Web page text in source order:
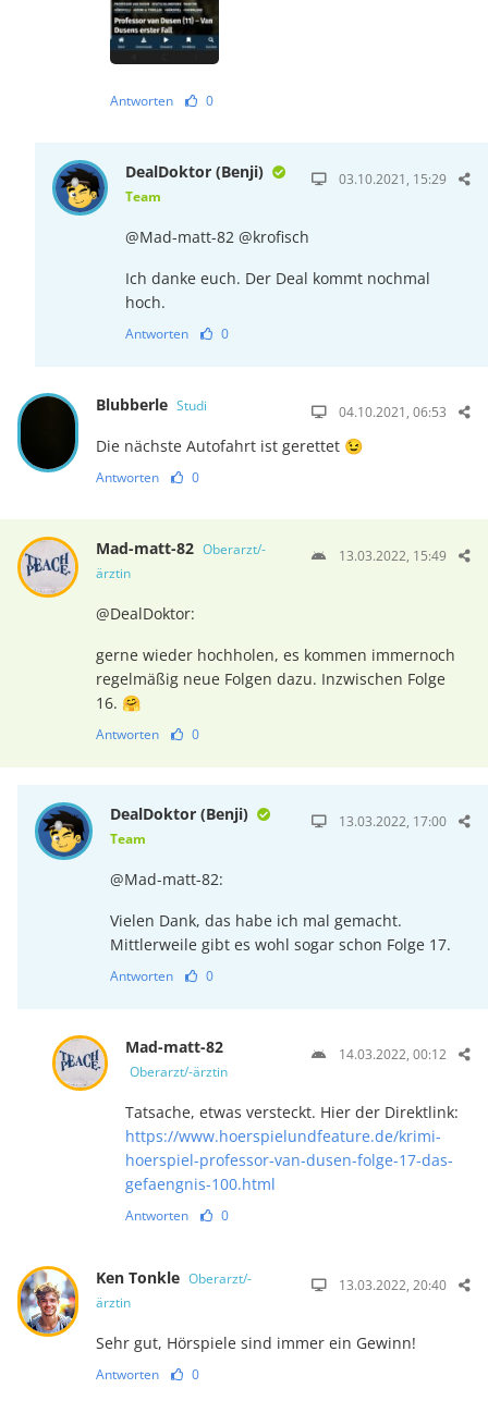
Antworten 0
DealDoktor (Benji)
Team
03.10.2021, 15:29
@Mad-matt-82 @krofisch
Ich danke euch. Der Deal kommt nochmal
hoch.
Antworten 0
Blubberle Studi 04.10.2021, 06:53
Die nächste Autofahrt ist gerettet 😉
Antworten 0
Mad-matt-82 Oberarzt/-
ärztin
13.03.2022, 15:49
@DealDoktor:
gerne wieder hochholen, es kommen immernoch
regelmäßig neue Folgen dazu. Inzwischen Folge
16. 🤗
Antworten 0
DealDoktor (Benji)
Team
13.03.2022, 17:00
@Mad-matt-82:
Vielen Dank, das habe ich mal gemacht.
Mittlerweile gibt es wohl sogar schon Folge 17.
Antworten 0
Mad-matt-82
Oberarzt/-ärztin
14.03.2022, 00:12
Tatsache, etwas versteckt. Hier der Direktlink:
https://www.hoerspielundfeature.de/krimi-
hoerspiel-professor-van-dusen-folge-17-das-
gefaengnis-100.html
Antworten 0
Ken Tonkle Oberarzt/-
ärztin
13.03.2022, 20:40
Sehr gut, Hörspiele sind immer ein Gewinn!
Antworten 0